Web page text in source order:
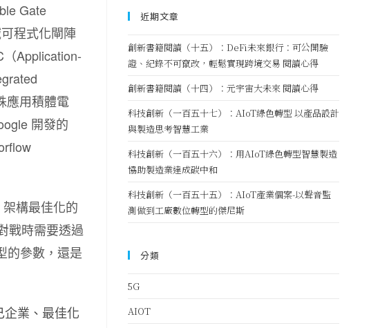
Gate
程式化閘陣
Application-
應用積體電
開發的
構最佳化的
戰時需要透過
的參數，還是
業、最佳化
近期文章
創新書籍閱讀（十五）：DeFi未來銀行：可公開驗
證、紀錄不可竄改，輕鬆實現跨境交易 閱讀心得
創新書籍閱讀（十四）：元宇宙大未來 閱讀心得
科技創新（一百五十七）：AIoT綠色轉型 以產品設計
與製造思考智慧工業
科技創新（一百五十六）：用AIoT綠色轉型智慧製造
協助製造業達成碳中和
科技創新（一百五十五）：AIoT產業個案-以聲音監
測做到工廠數位轉型的傑尼斯
分類
5G
AIOT